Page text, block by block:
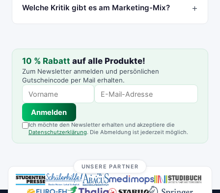
Welche Kritik gibt es am Marketing-Mix?
10 % Rabatt auf alle Produkte!
Zum Newsletter anmelden und persönlichen
Gutscheincode per Mail erhalten.
Anmelden
Ich möchte den Newsletter erhalten und akzeptiere die
Datenschutzerklärung. Die Abmeldung ist jederzeit möglich.
UNSERE PARTNER